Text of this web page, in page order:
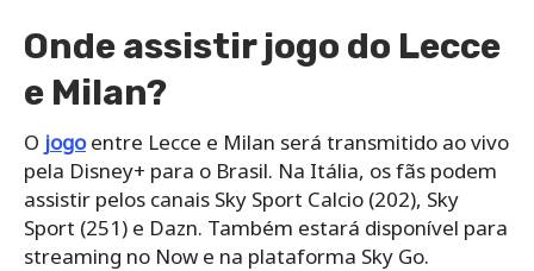
Onde assistir jogo do Lecce
e Milan?
O jogoentre Lecce e Milan será transmitido ao vivo
pela Disney+ para o Brasil. Na Itália, os fãs podem
assistir pelos canais Sky Sport Calcio (202), Sky
Sport (251) e Dazn. Também estará disponível para
streaming no Now e na plataforma Sky Go.